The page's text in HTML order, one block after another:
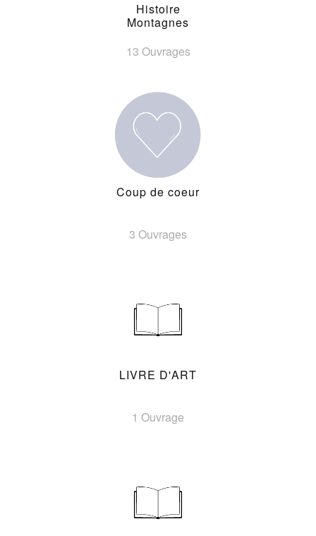
Histoire
Montagnes
13 Ouvrages
Coup de coeur
3 Ouvrages
LIVRE D'ART
1 Ouvrage